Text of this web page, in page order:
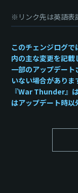
※リンク先は英語表
このチェンジログ
内の主な変更を記載
一部のアップデー
いない場合がありま
『War Thunder』
はアップデート時以